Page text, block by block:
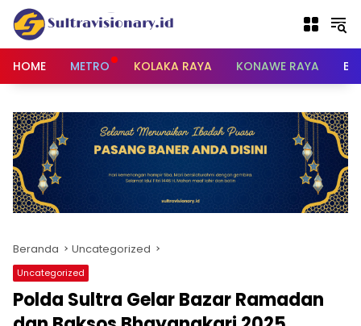
Langsung
konten
HOME
METRO KOLAKA RAYA KONAWE RAYA
Beranda Uncategorized
Uncategorized
Polda Sultra Gelar Bazar Ramadan